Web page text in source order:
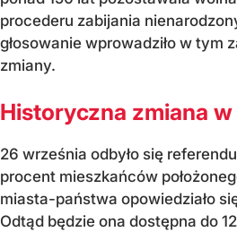
procederu zabijania
głosowanie wprowadziło w tym
zmiany.
Historyczna zmiana
26 września odbyło się
procent mieszkańców
miasta-państwa opowiedziało
Odtąd będzie ona dostępna do